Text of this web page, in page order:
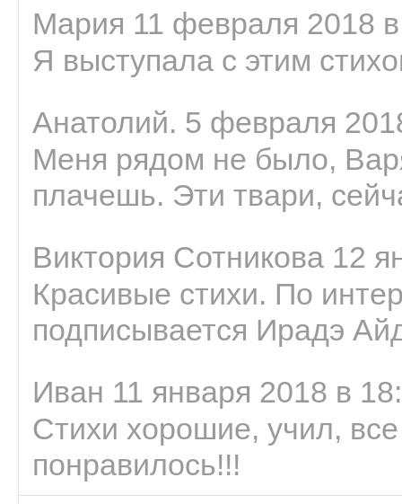
Мария 11 февраля 2018
Я выступала с этим
Анатолий. 5 февраля
Меня рядом не было,
плачешь. Эти твари,
Виктория Сотникова 12
Красивые стихи. По
подписывается Ирадэ
Иван 11 января 2018 в
Стихи хорошие, учил,
понравилось!!!